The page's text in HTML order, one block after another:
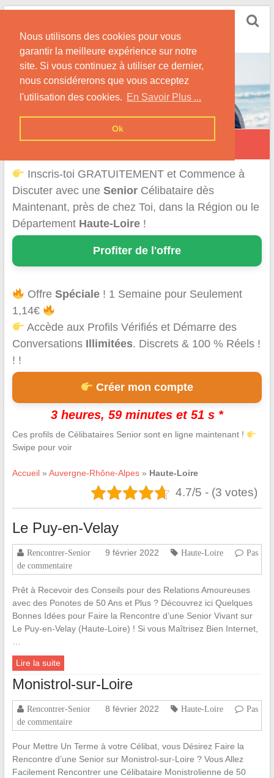
Nous utilisons des cookies pour vous
garantir la meilleure expérience sur notre
site. Si vous continuez à utiliser ce dernier,
nous considérerons que vous acceptez
l'utilisation des cookies. En Savoir Plus ...
Ok
Skip
content
Conseils & Infos pour la Rencontre d'une Senior
Rencontre d'une Senior en Haute-Loire
Inscris-toi GRATUITEMENT et Commence à
Discuter avec une SeniorCélibataire dès
Maintenant, près de chez Toi, dans la Région ou le
Département Haute-Loire!
Profiter de l'offre
OffreSpéciale ! 1 Semaine pour Seulement
1,14€
Accède aux Profils Vérifiés et Démarre des
Conversations Illimitées. Discrets & 100 % Réels !
! !
Créer mon compte
3 heures, 59 minutes et 50 s *
Ces profils de Célibataires Senior sont en ligne maintenant !
Swipe pour voir
Accueil» Auvergne-Rhône-Alpes» Haute-Loire
4.7/5 - (3 votes)
Le Puy-en-Velay
Rencontrer-Senior 9 février 2022 Haute-Loire
Pas
de commentaire
Prêt à Recevoir des Conseils pour des Relations Amoureuses
avec des Ponotes de 50 Ans et Plus ? Découvrez ici Quelques
Bonnes Idées pour Faire la Rencontre d’une Senior Vivant sur
Le Puy-en-Velay (Haute-Loire) ! Si vous Maîtrisez Bien Internet,
…
Lire la suite
Monistrol-sur-Loire
Rencontrer-Senior 8 février 2022 Haute-Loire
Pas
de commentaire
Pour Mettre Un Terme à votre Célibat, vous Désirez Faire la
Rencontre d’une Senior sur Monistrol-sur-Loire ? Vous Allez
Facilement Rencontrer une Célibataire Monistrolienne de 50